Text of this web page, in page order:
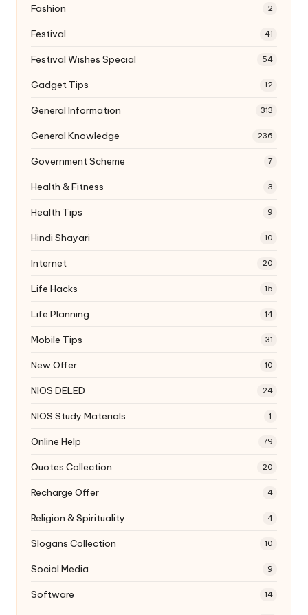
Fashion 2
Festival 41
Festival Wishes Special 54
Gadget Tips 12
General Information 313
General Knowledge 236
Government Scheme 7
Health & Fitness 3
Health Tips 9
Hindi Shayari 10
Internet 20
Life Hacks 15
Life Planning 14
Mobile Tips 31
New Offer 10
NIOS DELED 24
NIOS Study Materials 1
Online Help 79
Quotes Collection 20
Recharge Offer 4
Religion & Spirituality 4
Slogans Collection 10
Social Media 9
Software 14